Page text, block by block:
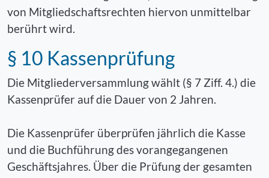
von Mitgliedschaftsrechten hiervon unmittelbar
berührt wird.
§ 10 Kassenprüfung
Die Mitgliederversammlung wählt (§ 7 Ziff. 4.) die
Kassenprüfer auf die Dauer von 2 Jahren.
Die Kassenprüfer überprüfen jährlich die Kasse
und die Buchführung des vorangegangenen
Geschäftsjahres. Über die Prüfung der gesamten